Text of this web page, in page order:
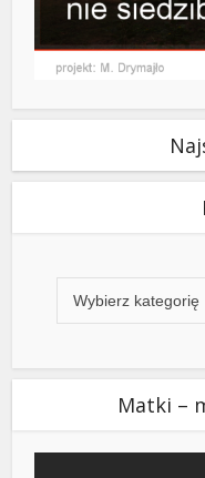
Matki –